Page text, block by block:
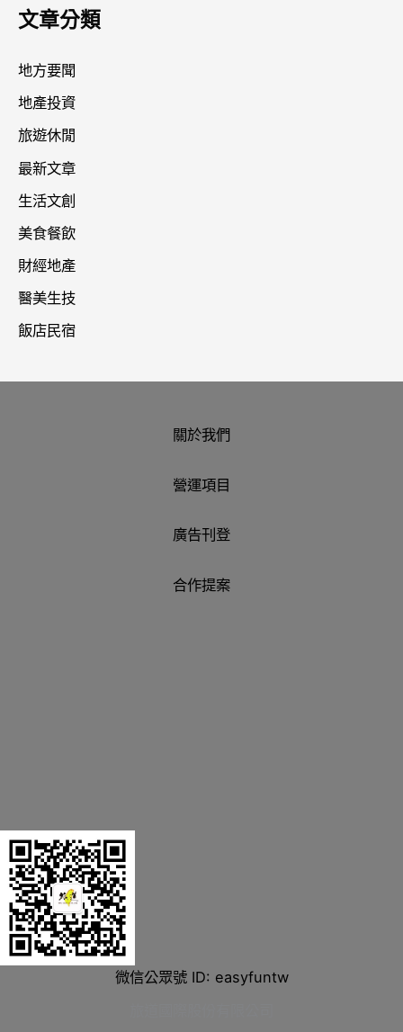
文章分類
地方要聞
地產投資
旅遊休閒
最新文章
生活文創
美食餐飲
財經地產
醫美生技
飯店民宿
關於我們
營運項目
廣告刊登
合作提案
微信公眾號 ID: easyfuntw